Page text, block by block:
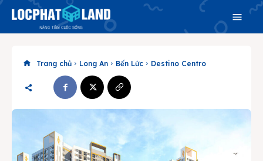
Search
Trang chủ Long An Bến Lức Destino Centro